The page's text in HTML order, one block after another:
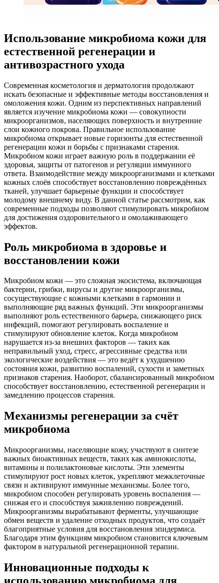
Использование микробиома кожи для
естественной регенерации и
антивозрастного ухода
Современная косметология и дерматология продолжают
искать безопасные и эффективные методы восстановления и
омоложения кожи. Одним из перспективных направлений
является изучение микробиома кожи — совокупности
микроорганизмов, населяющих поверхность и внутренние
слои кожного покрова. Правильное использование
микробиома открывает новые горизонты для естественной
регенерации кожи и борьбы с признаками старения.
Микробиом кожи играет важную роль в поддержании её
здоровья, защиты от патогенов и регуляции иммунного
ответа. Взаимодействие между микроорганизмами и клетками
кожных слоёв способствует восстановлению повреждённых
тканей, улучшает барьерные функции и способствует
молодому внешнему виду. В данной статье рассмотрим, как
современные подходы позволяют стимулировать микробиом
для достижения оздоровительного и омолаживающего
эффектов.
Роль микробиома в здоровье и
восстановлении кожи
Микробиом кожи — это сложная экосистема, включающая
бактерии, грибки, вирусы и другие микроорганизмы,
сосуществующие с кожными клетками в гармонии и
выполняющие ряд важных функций. Эти микроорганизмы
выполняют роль естественного барьера, снижающего риск
инфекций, помогают регулировать воспаление и
стимулируют обновление клеток. Когда микробиом
нарушается из-за внешних факторов — таких как
неправильный уход, стресс, агрессивные средства или
экологические воздействия — это ведёт к ухудшению
состояния кожи, развитию воспалений, сухости и заметных
признаков старения. Наоборот, сбалансированный микробиом
способствует восстановлению, естественной регенерации и
замедлению процессов старения.
Механизмы регенерации за счёт
микробиома
Микроорганизмы, населяющие кожу, участвуют в синтезе
важных биоактивных веществ, таких как аминокислоты,
витамины и полилактоновые кислоты. Эти элементы
стимулируют рост новых клеток, укрепляют межклеточные
связи и активируют иммунные механизмы. Более того,
микробиом способен регулировать уровень воспаления —
снижая его и способствуя заживлению повреждений.
Микроорганизмы вырабатывают ферменты, улучшающие
обмен веществ и удаление отходных продуктов, что создаёт
благоприятные условия для восстановления эпидермиса.
Благодаря этим функциям микробиом становится ключевым
фактором в натуральной регенерационной терапии.
Инновационные подходы к